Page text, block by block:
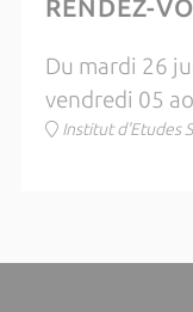
RENDEZ-
Du mardi 26
vendredi 05
Institut d'Etudes